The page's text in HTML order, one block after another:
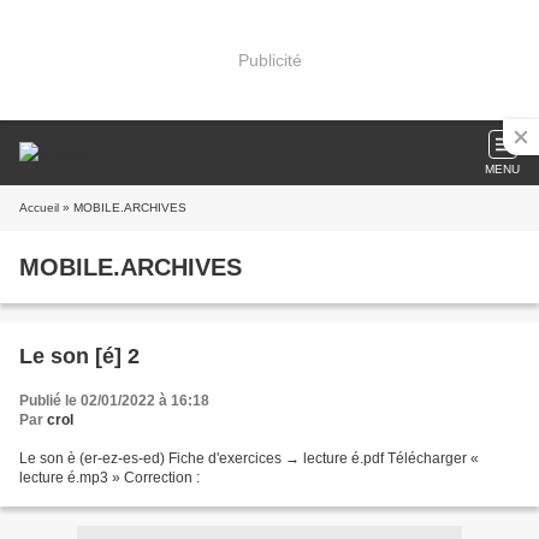
Publicité
MENU
Accueil » MOBILE.ARCHIVES
MOBILE.ARCHIVES
Le son [é] 2
Publié le 02/01/2022 à 16:18
Par crol
Le son è (er-ez-es-ed) Fiche d'exercices → lecture é.pdf Télécharger «
lecture é.mp3 » Correction :